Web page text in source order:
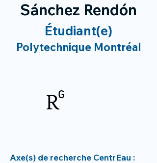
Sánchez Rendón
Étudiant(e)
Polytechnique Montréal
Axe(s) de recherche CentrEau :